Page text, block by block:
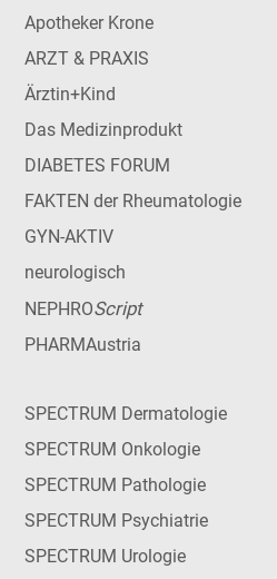
Apotheker Krone
ARZT & PRAXIS
Ärztin+Kind
Das Medizinprodukt
DIABETES FORUM
FAKTEN der Rheumatologie
GYN-AKTIV
neurologisch
NEPHROScript
PHARMAustria
SPECTRUM Dermatologie
SPECTRUM Onkologie
SPECTRUM Pathologie
SPECTRUM Psychiatrie
SPECTRUM Urologie